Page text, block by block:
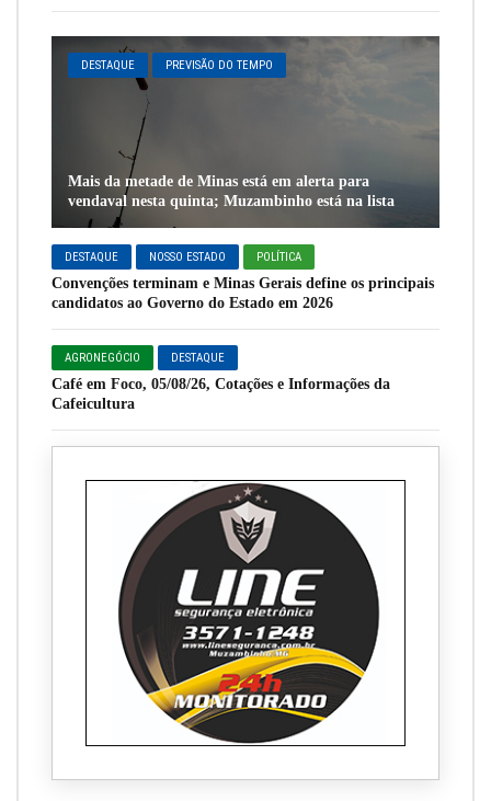
DESTAQUE PREVISÃO DO TEMPO
Mais da metade de Minas está em alerta para
vendaval nesta quinta; Muzambinho está na lista
DESTAQUE NOSSO ESTADO POLÍTICA
Convenções terminam e Minas Gerais define os principais
candidatos ao Governo do Estado em 2026
AGRONEGÓCIO DESTAQUE
Café em Foco, 05/08/26, Cotações e Informações da
Cafeicultura